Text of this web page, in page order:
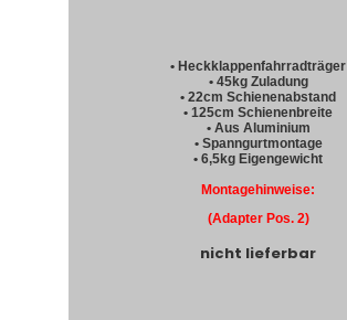
• Heckklappenfahrradträger
• 45kg Zuladung
• 22cm Schienenabstand
• 125cm Schienenbreite
• Aus Aluminium
• Spanngurtmontage
• 6,5kg Eigengewicht
Montagehinweise:
(Adapter Pos. 2)
nicht lieferbar